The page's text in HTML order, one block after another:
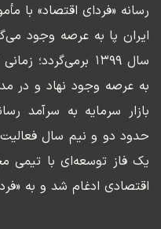
رسانه «فردای اقتصاد» با
ایران پا به عرصه وجود
سال ۱۳۹۹
به عرصه وجود نهاد و در
بازار سرمایه به سرآمد
یک فاز توسعه‌ای با تیمی
اقتصادی ادغام شد و به